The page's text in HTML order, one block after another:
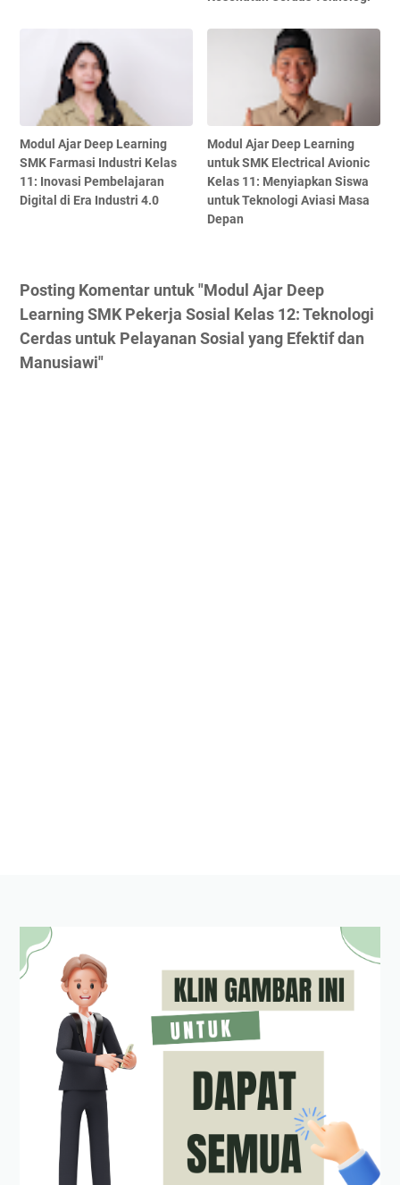
Modul Ajar Deep Learning
SMK Farmasi Industri Kelas
11: Inovasi Pembelajaran
Digital di Era Industri 4.0
Modul Ajar Deep Learning
untuk SMK Electrical Avionic
Kelas 11: Menyiapkan Siswa
untuk Teknologi Aviasi Masa
Depan
Posting Komentar untuk "Modul Ajar Deep
Learning SMK Pekerja Sosial Kelas 12: Teknologi
Cerdas untuk Pelayanan Sosial yang Efektif dan
Manusiawi"